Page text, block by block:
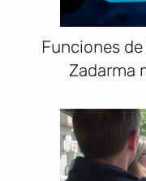
Funciones
Zadarma